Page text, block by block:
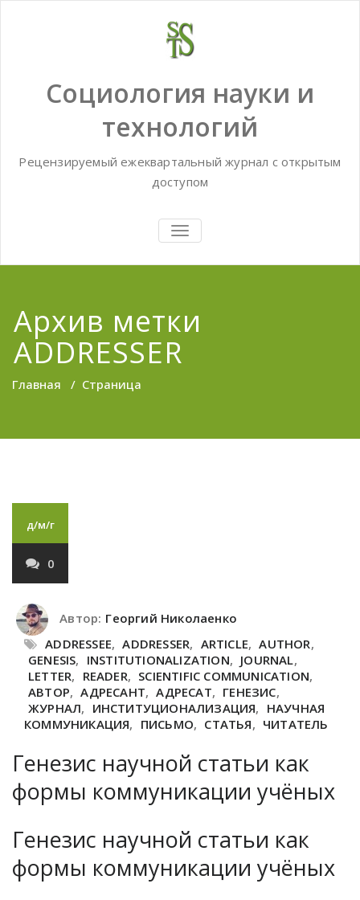
Социология науки и
технологий
Рецензируемый ежеквартальный журнал с открытым
доступом
TOGGLE
NAVIGATION
Архив метки
ADDRESSER
Главная / Страница
д/м/г
0
Автор: Георгий Николаенко
ADDRESSEE, ADDRESSER, ARTICLE, AUTHOR,
GENESIS, INSTITUTIONALIZATION, JOURNAL,
LETTER, READER, SCIENTIFIC COMMUNICATION,
АВТОР, АДРЕСАНТ, АДРЕСАТ, ГЕНЕЗИС,
ЖУРНАЛ, ИНСТИТУЦИОНАЛИЗАЦИЯ, НАУЧНАЯ
КОММУНИКАЦИЯ, ПИСЬМО, СТАТЬЯ, ЧИТАТЕЛЬ
Генезис научной статьи как
формы коммуникации учёных
Генезис научной статьи как
формы коммуникации учёных